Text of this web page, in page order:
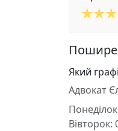
Який
Адвокат
Вівторок: